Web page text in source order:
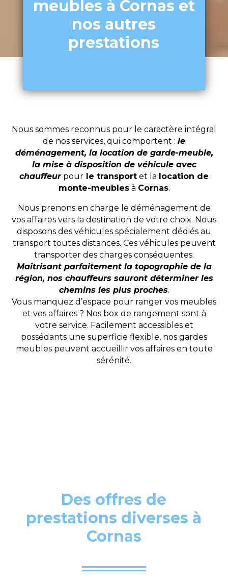
meubles à Cornas et
nos autres
prestations
Nous sommes reconnus pour le caractère intégral
de nos services, qui comportent : le
déménagement, la location de garde-meuble,
la mise à disposition de véhicule avec
chauffeurpour le transport et la location de
monte-meublesà Cornas.
Nous prenons en charge le déménagement de
vos affaires vers la destination de votre choix. Nous
disposons des véhicules spécialement dédiés au
transport toutes distances. Ces véhicules peuvent
transporter des charges conséquentes.
Maîtrisant parfaitement la topographie de la
région, nos chauffeurs sauront déterminer les
chemins les plus proches.
Vous manquez d’espace pour ranger vos meubles
et vos affaires ? Nos box de rangement sont à
votre service. Facilement accessibles et
possédants une superficie flexible, nos gardes
meubles peuvent accueillir vos affaires en toute
sérénité.
Des offres de
prestations diverses à
Cornas